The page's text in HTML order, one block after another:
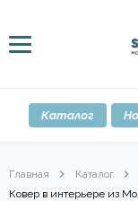
Каталог
Главная Каталог
Ковер в интерьере из